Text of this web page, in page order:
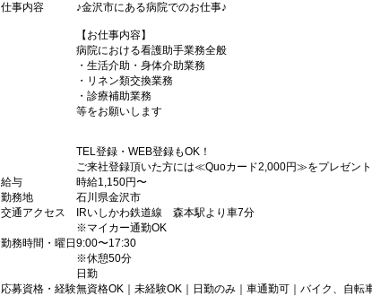
仕事内容
♪金沢市にある病院でのお仕事♪
【お仕事内容】
病院における看護助手業務全般
・生活介助・身体介助業務
・リネン類交換業務
・診療補助業務
等をお願いします
TEL登録・WEB登録もOK！
ご来社登録頂いた方には≪Quoカード2,000円≫をプレゼント
給与
時給1,150円〜
勤務地
石川県金沢市
交通アクセス
IRいしかわ鉄道線 森本駅より車7分
※マイカー通勤OK
勤務時間・曜日 9:00〜17:30
※休憩50分
日勤
応募資格・経験無資格OK｜未経験OK｜日勤のみ｜車通勤可｜バイク、自転